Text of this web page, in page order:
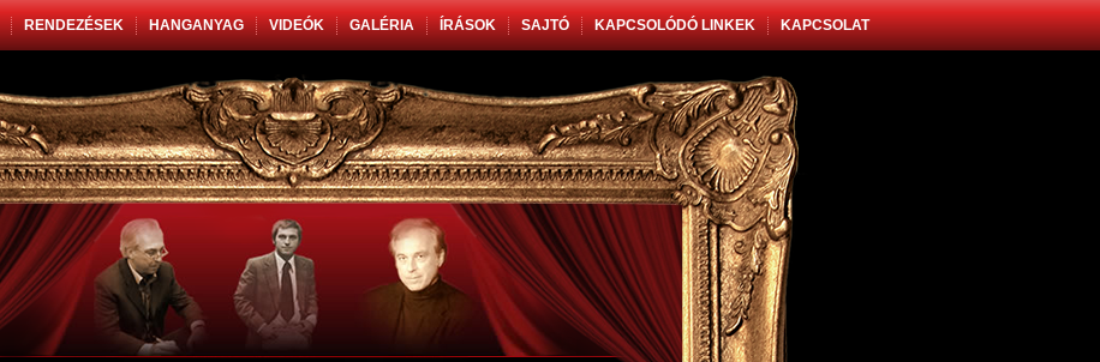
RENDEZÉSEK HANGANYAG VIDEÓK GALÉRIA ÍRÁSOK SAJTÓ KAPCSOLÓDÓ LINKEK KAPCSOLAT